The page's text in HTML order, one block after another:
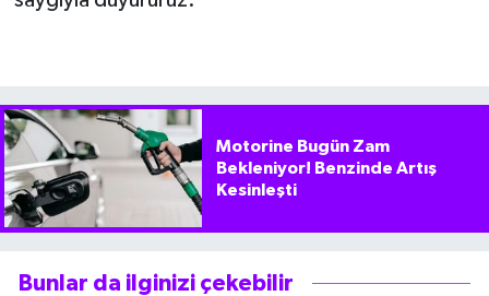
Motorine Bugün Zam
Bekleniyor! Benzinde Artış
Kesinleşti
Bunlar da ilginizi çekebilir